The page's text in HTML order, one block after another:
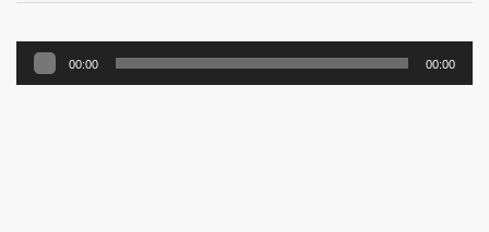
Reprodutor
de
00:00 00:00